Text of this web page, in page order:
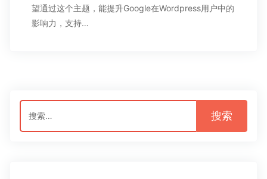
望通过这个主题，能提升Google在Wordpress用户中的
影响力，支持…
搜
索：